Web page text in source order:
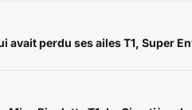
avait perdu ses ailes T1, Super